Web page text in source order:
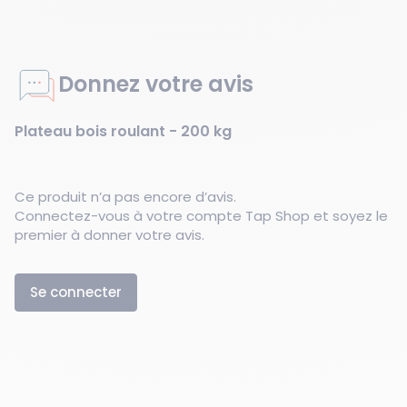
Donnez votre avis
Plateau bois roulant - 200 kg
Ce produit n’a pas encore d’avis.
Connectez-vous à votre compte Tap Shop et soyez le
premier à donner votre avis.
Se connecter